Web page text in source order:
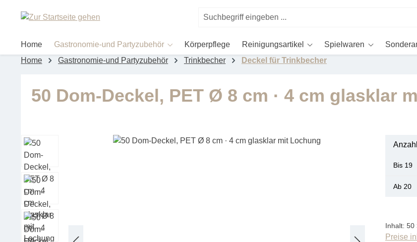
Hauptinhalt springen
Zur Suche springen
Home Gastronomie-und Partyzubehör Körperpflege Reinigungsartikel Spielwaren
Home
Gastronomie-und Partyzubehör Trinkbecher Deckel für Trinkbecher
50 Dom-Deckel, PET Ø 8 cm · 4 cm glasklar
Bildergalerie überspringen
Anzahl
Bis 19
Ab 20
Inhalt: 50
Preise